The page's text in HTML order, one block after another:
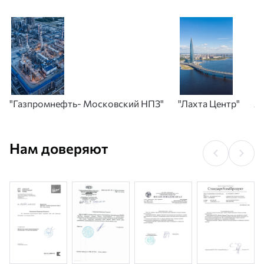
"Газпромнефть- Московский НПЗ" "Лахта Центр"
Нам доверяют